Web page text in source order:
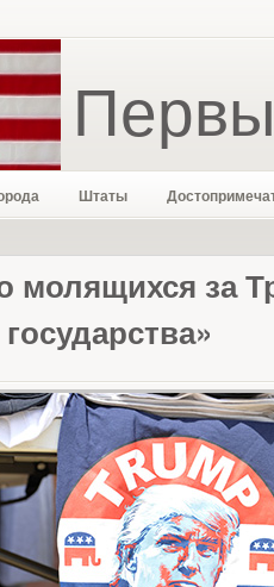
Штаты
молящихся за